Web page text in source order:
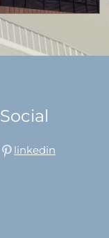
Social
linkedin